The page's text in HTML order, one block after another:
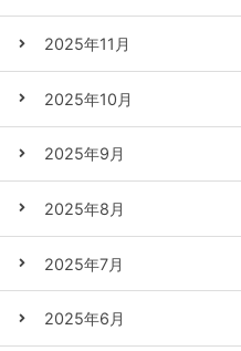
2025年11月
2025年10月
2025年9月
2025年8月
2025年7月
2025年6月